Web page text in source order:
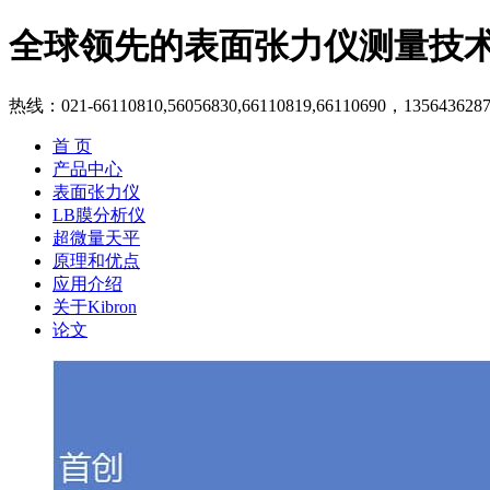
全球领先的表面张力仪测量
热线：021-66110810,56056830,66110819,66110690，
首 页
产品中心
表面张力仪
LB膜分析仪
超微量天平
原理和优点
应用介绍
关于Kibron
论文